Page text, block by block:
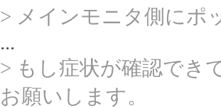
> メインモニタ側にポ
...
> もし症状が確認でき
お願いします。